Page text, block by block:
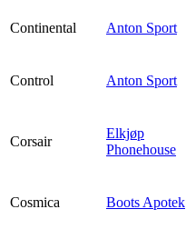
Continental Anton Sport
Control Anton Sport
Corsair
Elkjøp
Phonehouse
Cosmica Boots Apotek